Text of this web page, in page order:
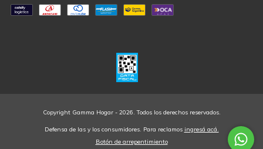
Copyright Gamma Hogar - 2026. Todos los derechos reservados.
Defensa de las y los consumidores. Para reclamos ingresá acá.
Botón de arrepentimiento